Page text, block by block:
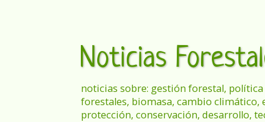
Noticias
noticias sobre: gestión forestal,
forestales, biomasa, cambio climático,
protección, conservación, desarrollo,